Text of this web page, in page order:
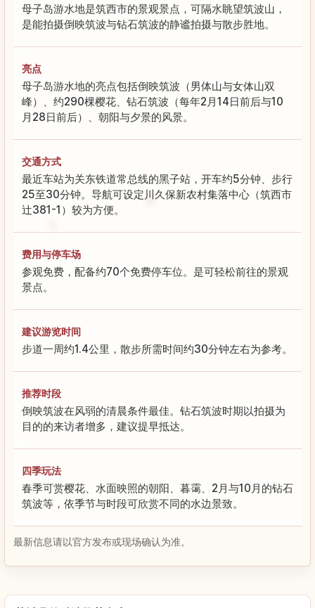
母子岛游水地是筑西市的景观景点，可隔水眺望筑波山，
是能拍摄倒映筑波与钻石筑波的静谧拍摄与散步胜地。
亮点
母子岛游水地的亮点包括倒映筑波（男体山与女体山双
峰）、约290棵樱花、钻石筑波（每年2月14日前后与10
月28日前后）、朝阳与夕景的风景。
交通方式
最近车站为关东铁道常总线的黑子站，开车约5分钟、步行
25至30分钟。导航可设定川久保新农村集落中心（筑西市
辻381-1）较为方便。
费用与停车场
参观免费，配备约70个免费停车位。是可轻松前往的景观
景点。
建议游览时间
步道一周约1.4公里，散步所需时间约30分钟左右为参考。
推荐时段
倒映筑波在风弱的清晨条件最佳。钻石筑波时期以拍摄为
目的的来访者增多，建议提早抵达。
四季玩法
春季可赏樱花、水面映照的朝阳、暮霭、2月与10月的钻石
筑波等，依季节与时段可欣赏不同的水边景致。
最新信息请以官方发布或现场确认为准。